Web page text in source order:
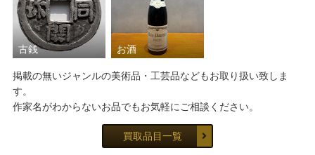
古銭 お酒
掲載の無いジャンルの美術品・工芸品などもお取り扱い致しま
す。
作家名がわからないお品でもお気軽にご相談ください。
買取品目一覧